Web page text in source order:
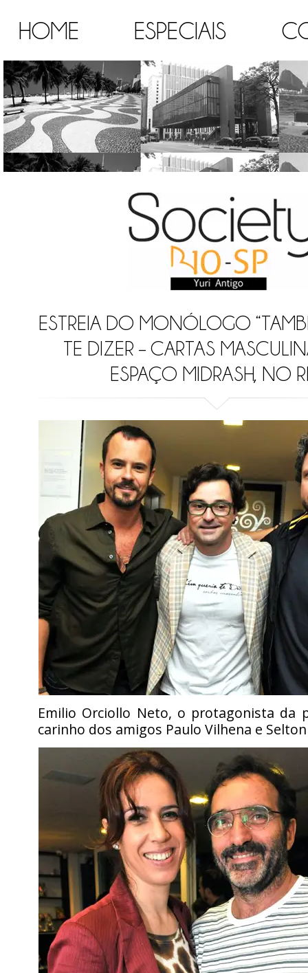
HOME ESPECIAIS
ESTREIA DO MONÓLOGO
TE DIZER – CARTAS
ESPAÇO MIDRASH, NO
Emilio Orciollo Neto, o protagonista da
carinho dos amigos Paulo Vilhena e